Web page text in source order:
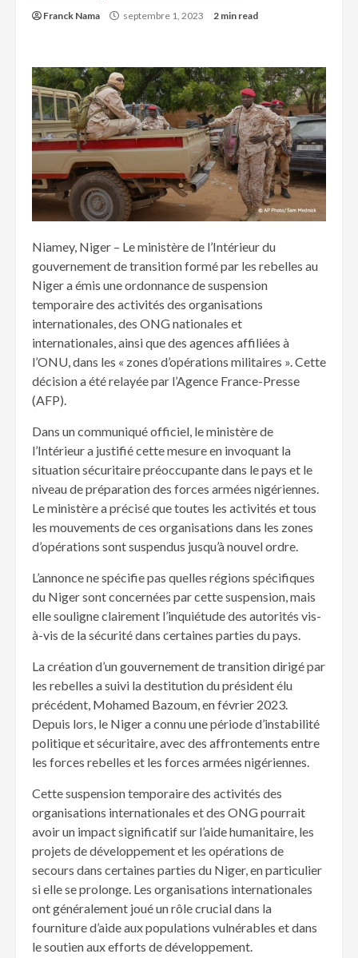
Franck Nama septembre 1, 2023 2 min read
Niamey, Niger – Le ministère de l’Intérieur du
gouvernement de transition formé par les rebelles au
Niger a émis une ordonnance de suspension
temporaire des activités des organisations
internationales, des ONG nationales et
internationales, ainsi que des agences affiliées à
l’ONU, dans les « zones d’opérations militaires ». Cette
décision a été relayée par l’Agence France-Presse
(AFP).
Dans un communiqué officiel, le ministère de
l’Intérieur a justifié cette mesure en invoquant la
situation sécuritaire préoccupante dans le pays et le
niveau de préparation des forces armées nigériennes.
Le ministère a précisé que toutes les activités et tous
les mouvements de ces organisations dans les zones
d’opérations sont suspendus jusqu’à nouvel ordre.
L’annonce ne spécifie pas quelles régions spécifiques
du Niger sont concernées par cette suspension, mais
elle souligne clairement l’inquiétude des autorités vis-
à-vis de la sécurité dans certaines parties du pays.
La création d’un gouvernement de transition dirigé par
les rebelles a suivi la destitution du président élu
précédent, Mohamed Bazoum, en février 2023.
Depuis lors, le Niger a connu une période d’instabilité
politique et sécuritaire, avec des affrontements entre
les forces rebelles et les forces armées nigériennes.
Cette suspension temporaire des activités des
organisations internationales et des ONG pourrait
avoir un impact significatif sur l’aide humanitaire, les
projets de développement et les opérations de
secours dans certaines parties du Niger, en particulier
si elle se prolonge. Les organisations internationales
ont généralement joué un rôle crucial dans la
fourniture d’aide aux populations vulnérables et dans
le soutien aux efforts de développement.